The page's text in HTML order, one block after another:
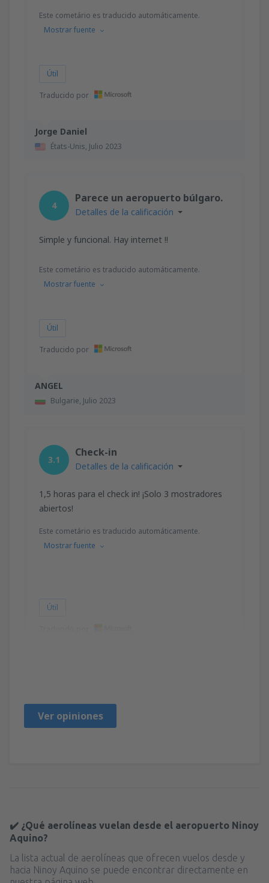
Jorge Daniel
États-Unis, Julio 2023
Este cometário es traducido automáticamente.
Mostrar fuente
Útil
Traducido por
ANGEL
Bulgarie, Julio 2023
4
Parece un aeropuerto búlgaro.
Detalles de la calificación
Simple y funcional. Hay internet !!
Este cometário es traducido automáticamente.
Mostrar fuente
Útil
Traducido por
3.1
Check-in
Detalles de la calificación
1,5 horas para el check in! ¡Solo 3 mostradores
abiertos!
Este cometário es traducido automáticamente.
Mostrar fuente
Útil
Ver opiniones
✔️ ¿Qué aerolíneas vuelan desde el aeropuerto Ninoy
Aquino?
La lista actual de aerolíneas que ofrecen vuelos desde y
hacia Ninoy Aquino se puede encontrar directamente en